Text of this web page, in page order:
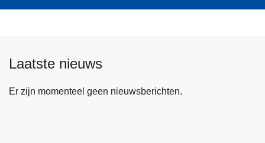
Laatste nieuws
Er zijn momenteel geen nieuwsberichten.